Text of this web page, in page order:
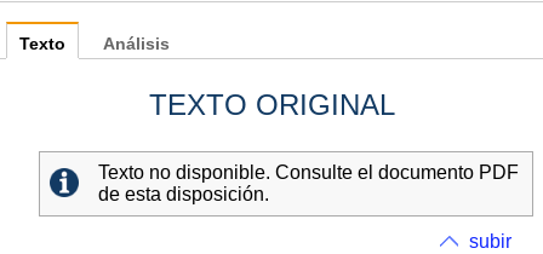
Texto
TEXTO ORIGINAL
Texto no disponible. Consulte el documento PDF
de esta disposición.
Análisis
subir